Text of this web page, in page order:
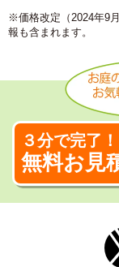
※価格改定（2024年9
報も含まれます。
３分で完了！
無料お見